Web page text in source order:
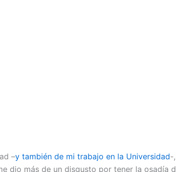
–y también de mi trabajo en la Universidad-
dio más de un disgusto por tener la